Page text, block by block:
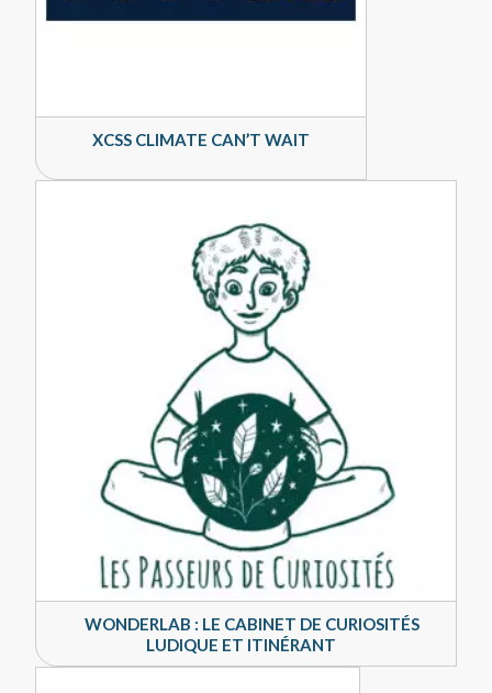
XCSS CLIMATE CAN’T WAIT
WONDERLAB : LE CABINET DE CURIOSITÉS
LUDIQUE ET ITINÉRANT